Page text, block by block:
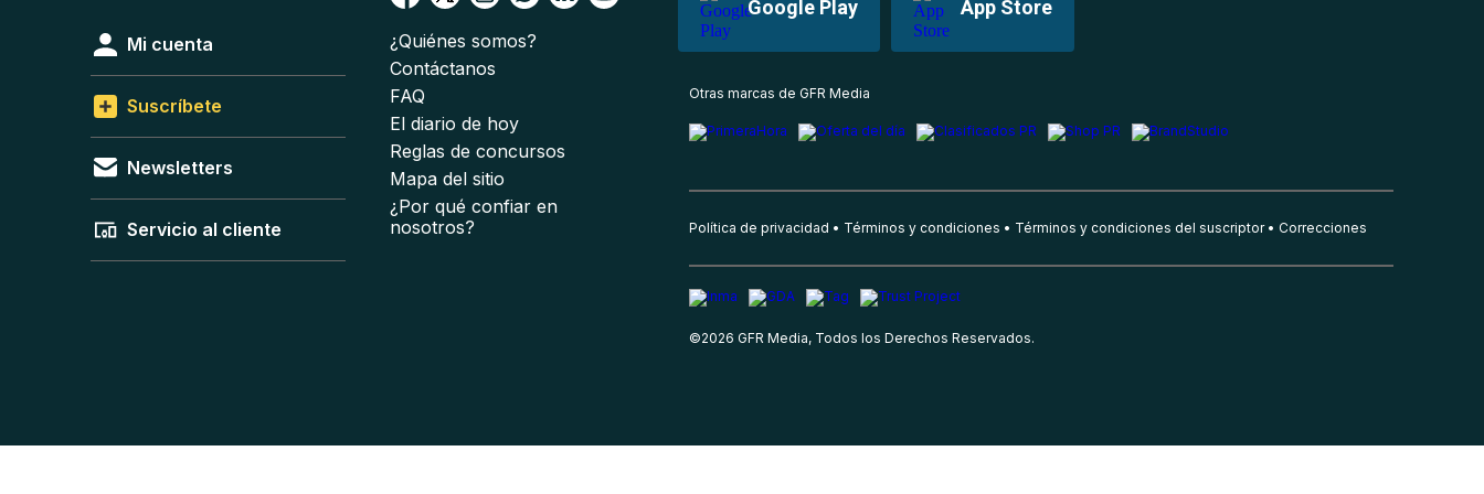
Google Play App Store
Mi cuenta
Suscríbete
Newsletters
Servicio al cliente
¿Quiénes somos?
Contáctanos
FAQ
El diario de hoy
Reglas de concursos
Mapa del sitio
¿Por qué confiar en
nosotros?
Otras marcas de GFR Media
Política de privacidad Términos y condiciones Términos y condiciones del suscriptor Correcciones
©2026 GFR Media, Todos los Derechos Reservados.